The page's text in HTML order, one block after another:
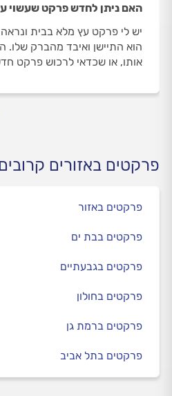
האם ניתן לחדש פרקט שעשוי
יש לי פרקט עץ מלא בבית
הוא התיישן ואיבד מהברק שלו.
אותו, או שכדאי לרכוש פרקט
פרקטים באזורים
פרקטים באזור
פרקטים בבת ים
פרקטים בגבעתיים
פרקטים בחולון
פרקטים ברמת גן
פרקטים בתל אביב